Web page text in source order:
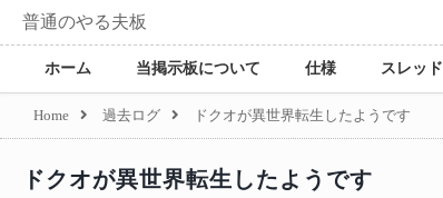
普通のやる夫板
ホーム 当掲示板について 仕様 スレッ
Home 過去ログ ドクオが異世界転生したようです
ドクオが異世界転生したようです